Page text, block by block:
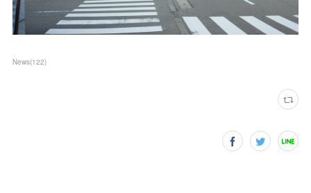
News(122)